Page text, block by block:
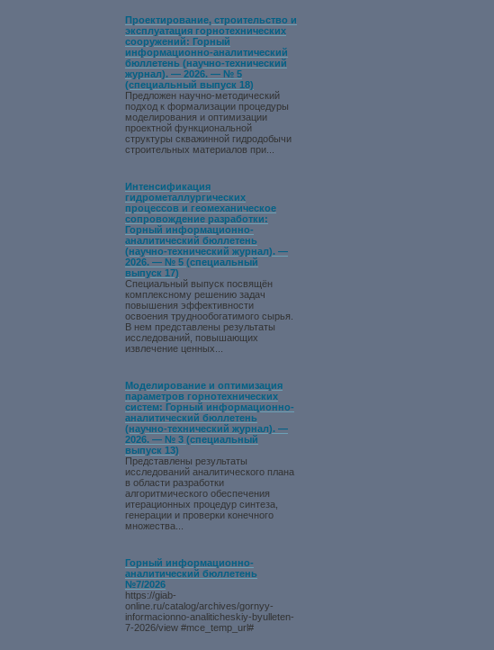
Проектирование, строительство и
эксплуатация горнотехнических
сооружений: Горный
информационно-аналитический
бюллетень (научно-технический
журнал). — 2026. — № 5
(специальный выпуск 18)
Предложен научно-методический
подход к формализации процедуры
моделирования и оптимизации
проектной функциональной
структуры скважинной гидродобычи
строительных материалов при...
Интенсификация
гидрометаллургических
процессов и геомеханическое
сопровождение разработки:
Горный информационно-
аналитический бюллетень
(научно-технический журнал). —
2026. — № 5 (специальный
выпуск 17)
Специальный выпуск посвящён
комплексному решению задач
повышения эффективности
освоения труднообогатимого сырья.
В нем представлены результаты
исследований, повышающих
извлечение ценных...
Моделирование и оптимизация
параметров горнотехнических
систем: Горный информационно-
аналитический бюллетень
(научно-технический журнал). —
2026. — № 3 (специальный
выпуск 13)
Представлены результаты
исследований аналитического плана
в области разработки
алгоритмического обеспечения
итерационных процедур синтеза,
генерации и проверки конечного
множества...
Горный информационно-
аналитический бюллетень
№7/2026
https://giab-
online.ru/catalog/archives/gornyy-
informacionno-analiticheskiy-byulleten-
7-2026/view #mce_temp_url#